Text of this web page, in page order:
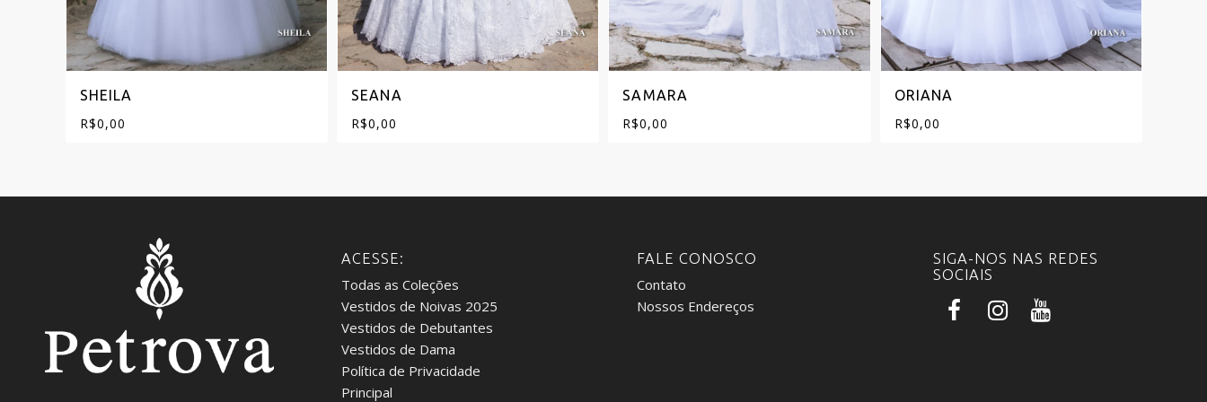
SHEILA
R$0,00
SEANA
R$0,00
SAMARA
R$0,00
ORIANA
R$0,00
ACESSE:
Todas as Coleções
Vestidos de Noivas 2025
Vestidos de Debutantes
Vestidos de Dama
Política de Privacidade
Principal
FALE CONOSCO
Contato
Nossos Endereços
SIGA-NOS NAS REDES
SOCIAIS